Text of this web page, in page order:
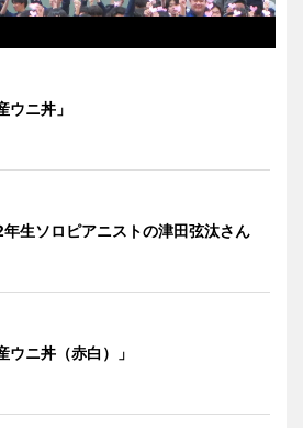
ウニ丼」
生ソロピアニストの津田弦汰さん
ウニ丼（赤白）」